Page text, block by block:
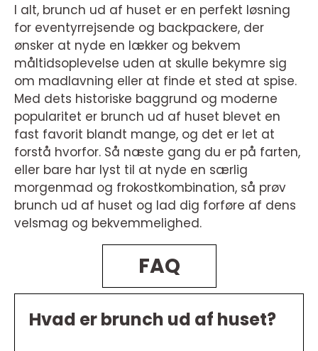
I alt, brunch ud af huset er en perfekt løsning
for eventyrrejsende og backpackere, der
ønsker at nyde en lækker og bekvem
måltidsoplevelse uden at skulle bekymre sig
om madlavning eller at finde et sted at spise.
Med dets historiske baggrund og moderne
popularitet er brunch ud af huset blevet en
fast favorit blandt mange, og det er let at
forstå hvorfor. Så næste gang du er på farten,
eller bare har lyst til at nyde en særlig
morgenmad og frokostkombination, så prøv
brunch ud af huset og lad dig forføre af dens
velsmag og bekvemmelighed.
FAQ
Hvad er brunch ud af huset?